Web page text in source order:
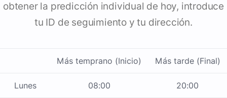
obtener la predicción individual de hoy, introduce
tu ID de seguimiento y tu dirección.
Más temprano (Inicio) Más tarde (Final)
Lunes 08:00 20:00